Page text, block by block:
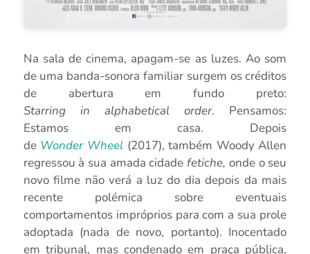
Na sala de cinema, apagam-se as luzes. Ao som
de uma banda-sonora familiar surgem os créditos
de abertura em fundo preto:
Starring
in alphabetical order. Pensamos:
Estamos em casa. Depois
de Wonder Wheel(2017), também Woody Allen
regressou à sua amada cidadefetiche, onde o seu
novo filme não verá a luz do dia depois da mais
recente polémica sobre eventuais
comportamentos impróprios para com a sua prole
adoptada (nada de novo, portanto). Inocentado
em tribunal, mas condenado em praça pública,